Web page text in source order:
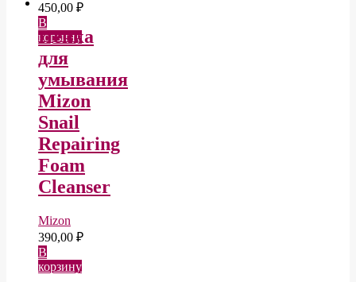
450,00 ₽
В
корзину
Пенка
для
умывания
Mizon
Snail
Repairing
Foam
Cleanser
Mizon
390,00 ₽
В
корзину